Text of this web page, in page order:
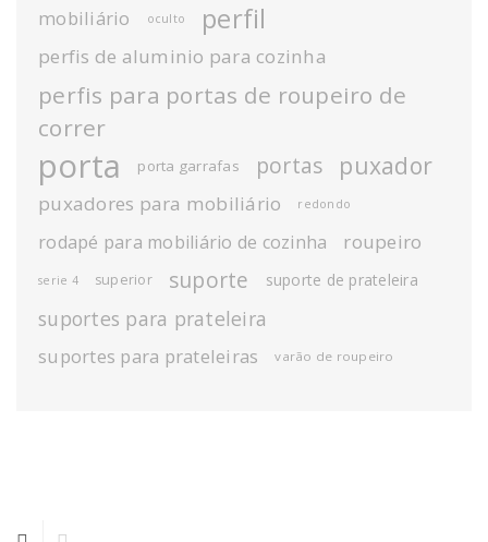
mobiliário oculto perfil
perfis de aluminio para cozinha
perfis para portas de roupeiro de
correr
porta porta garrafas portas puxador
puxadores para mobiliário redondo
rodapé para mobiliário de cozinha roupeiro
serie 4 superior suporte suporte de prateleira
suportes para prateleira
suportes para prateleiras varão de roupeiro